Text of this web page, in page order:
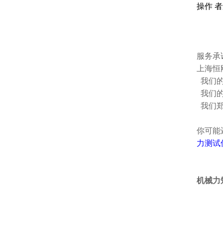
操作
服务承
上海
我们
我们
我们
你可能
力测
机械力